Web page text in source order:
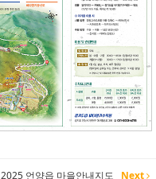
2025 언양읍 마을안내지도 Next